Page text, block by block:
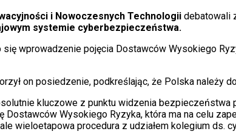
i Nowoczesnych Technologii debatowali
systemie cyberbezpieczeństwa.
wprowadzenie pojęcia Dostawców Wysokiego
on posiedzenie, podkreślając, że Polska należy
kluczowe z punktu widzenia bezpieczeństwa
Dostawców Wysokiego Ryzyka, która ma na celu
wieloetapowa procedura z udziałem kolegium